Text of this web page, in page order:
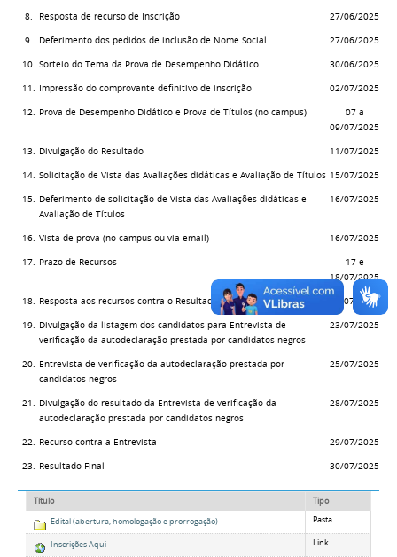
8. Resposta de recurso de Inscrição 27/06/2025
9. Deferimento dos pedidos de inclusão de Nome Social 27/06/2025
10. Sorteio do Tema da Prova de Desempenho Didático 30/06/2025
11. Impressão do comprovante definitivo de inscrição 02/07/2025
12. Prova de Desempenho Didático e Prova de Títulos (no campus)
07 a
09/07/2025
13. Divulgação do Resultado 11/07/2025
14. Solicitação de Vista das Avaliações didáticas e Avaliação de Títulos 15/07/2025
15. Deferimento de solicitação de Vista das Avaliações didáticas e
Avaliação de Títulos
16/07/2025
16. Vista de prova (no campus ou via email) 16/07/2025
17. Prazo de Recursos
17 e
18/07/2025
18. Resposta aos recursos contra o Resultado Provisório 22/07/2025
19. Divulgação da listagem dos candidatos para Entrevista de
verificação da autodeclaração prestada por candidatos negros
23/07/2025
20. Entrevista de verificação da autodeclaração prestada por
candidatos negros
25/07/2025
21. Divulgação do resultado da Entrevista de verificação da
autodeclaração prestada por candidatos negros
28/07/2025
22. Recurso contra a Entrevista 29/07/2025
23. Resultado Final 30/07/2025
Título
Tipo
Edital (abertura, homologação e prorrogação)
Pasta
Inscrições Aqui Link